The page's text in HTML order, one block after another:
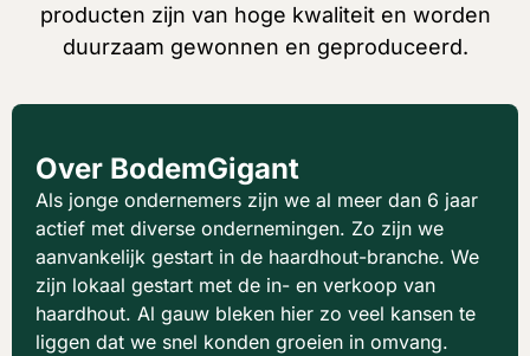
producten zijn van hoge kwaliteit en worden
duurzaam gewonnen en geproduceerd.
Over BodemGigant
Als jonge ondernemers zijn we al meer dan 6 jaar
actief met diverse ondernemingen. Zo zijn we
aanvankelijk gestart in de haardhout-branche. We
zijn lokaal gestart met de in- en verkoop van
haardhout. Al gauw bleken hier zo veel kansen te
liggen dat we snel konden groeien in omvang.